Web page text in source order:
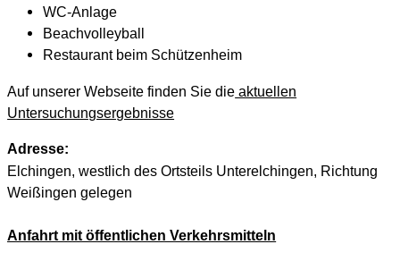
WC-Anlage
Beachvolleyball
Restaurant beim Schützenheim
Auf unserer Webseite finden Sie die aktuellen
Untersuchungsergebnisse
Adresse:
Elchingen, westlich des Ortsteils Unterelchingen, Richtung
Weißingen gelegen
Anfahrt mit öffentlichen Verkehrsmitteln